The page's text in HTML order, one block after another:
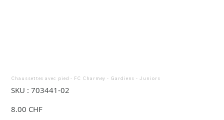
Chaussettes avec pied - FC Charmey - Gardiens - Juniors
SKU : SKU
703441-
703441-02
8.00 CHF